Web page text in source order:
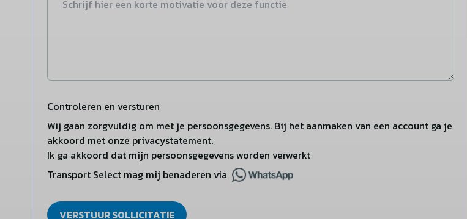
Controleren en versturen
Wij gaan zorgvuldig om met je persoonsgegevens. Bij het aanmaken van een account ga je
akkoord met onze privacystatement.
Ik ga akkoord dat mijn persoonsgegevens worden verwerkt
Transport Select mag mij benaderen via
VERSTUUR SOLLICITATIE